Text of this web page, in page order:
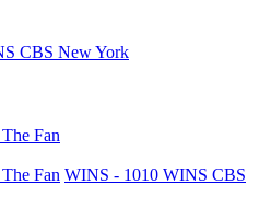
CBS New York
Fan
Fan WINS - 1010 WINS CBS